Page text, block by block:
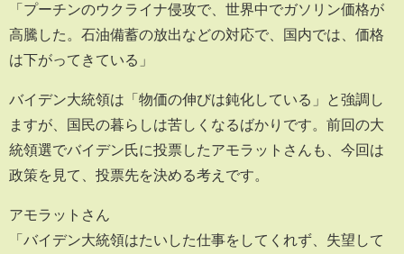
「プーチンのウクライナ侵攻で、世界中でガソリン価格が
高騰した。石油備蓄の放出などの対応で、国内では、価格
は下がってきている」
バイデン大統領は「物価の伸びは鈍化している」と強調し
ますが、国民の暮らしは苦しくなるばかりです。前回の大
統領選でバイデン氏に投票したアモラットさんも、今回は
政策を見て、投票先を決める考えです。
アモラットさん
「バイデン大統領はたいした仕事をしてくれず、失望して